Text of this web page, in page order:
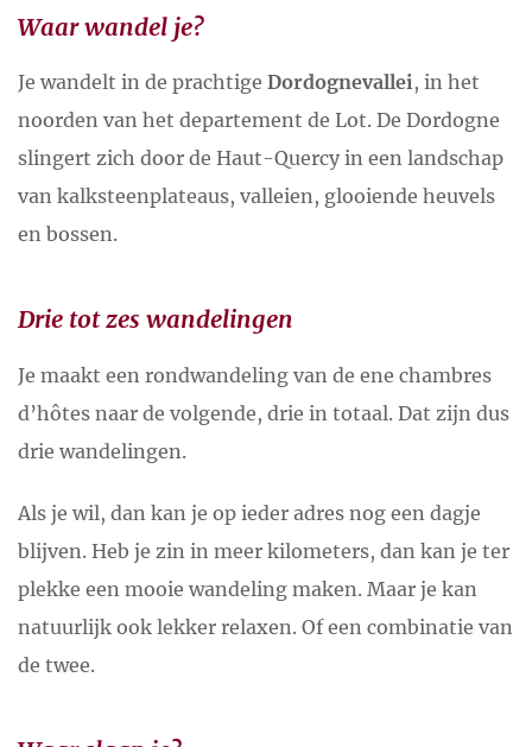
Waar wandel je?
Je wandelt in de prachtige Dordognevallei, in het
noorden van het departement de Lot. De Dordogne
slingert zich door de Haut-Quercy in een landschap
van kalksteenplateaus, valleien, glooiende heuvels
en bossen.
Drie tot zes wandelingen
Je maakt een rondwandeling van de ene chambres
d’hôtes naar de volgende, drie in totaal. Dat zijn dus
drie wandelingen.
Als je wil, dan kan je op ieder adres nog een dagje
blijven. Heb je zin in meer kilometers, dan kan je ter
plekke een mooie wandeling maken. Maar je kan
natuurlijk ook lekker relaxen. Of een combinatie van
de twee.